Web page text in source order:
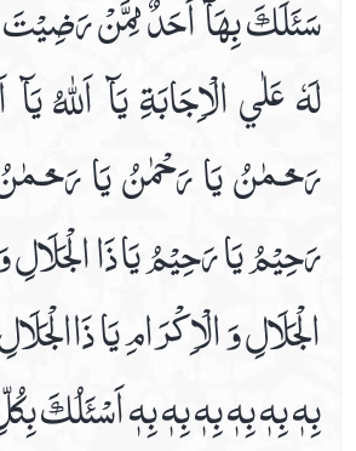
لَهٗ عَلٰي الْاِجَابَةِ يَآ اَللّٰهُ يَآ
رَحـْمٰنُ يَا رَحْمٰنُ يَا
رَحِيْمُ يَا رَحِيْمُ يَا ذَا الْجَلَالِ
الْجَلَالِ وَ الْاِكْرَامِ يَا
بِهٖ بِهٖ بِهٖ بِهٖ بِهٖ بِهٖ اَسْئَلُكَ